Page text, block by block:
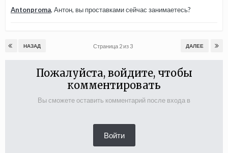
Antonproma, Антон, вы проставками сейчас занимаетесь?
НАЗАД ДАЛЕЕ
Страница 2 из 3
Пожалуйста, войдите, чтобы
комментировать
Вы сможете оставить комментарий после входа в
Войти